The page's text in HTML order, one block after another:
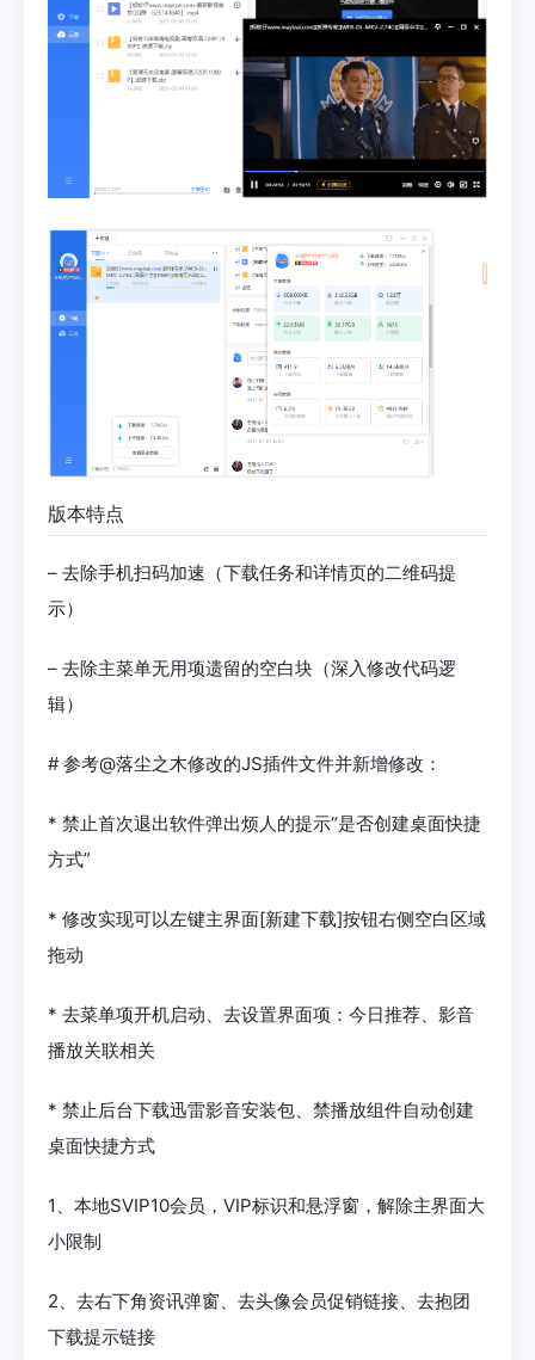
版本特点
– 去除手机扫码加速（下载任务和详情页的二维码提
示）
– 去除主菜单无用项遗留的空白块（深入修改代码逻
辑）
# 参考@落尘之木修改的JS插件文件并新增修改：
* 禁止首次退出软件弹出烦人的提示“是否创建桌面快捷
方式”
* 修改实现可以左键主界面[新建下载]按钮右侧空白区域
拖动
* 去菜单项开机启动、去设置界面项：今日推荐、影音
播放关联相关
* 禁止后台下载迅雷影音安装包、禁播放组件自动创建
桌面快捷方式
1、本地SVIP10会员，VIP标识和悬浮窗，解除主界面大
小限制
2、去右下角资讯弹窗、去头像会员促销链接、去抱团
下载提示链接